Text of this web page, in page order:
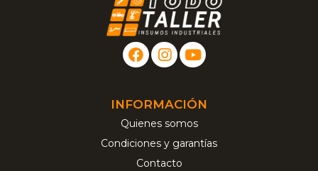
INFORMACIÓN
Quienes somos
Condiciones y garantías
Contacto